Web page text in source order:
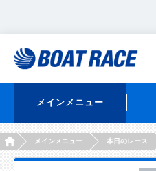
メインメニュー
HOMEメインメニュー 本日のレース